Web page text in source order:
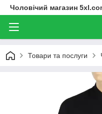
Чоловічий магазин
Товари та послуги